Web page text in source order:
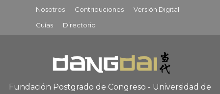
Nosotros Contribuciones
Versión Digital
Guías
Directorio
Fundación Postgrado de Congreso - Universidad de